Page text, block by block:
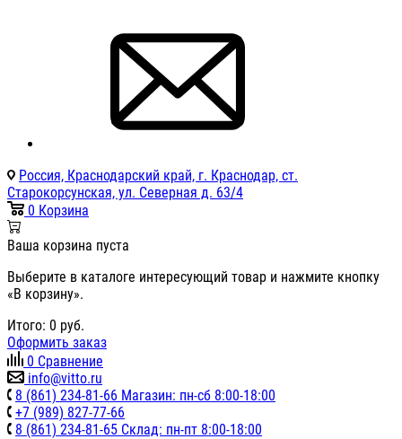
Россия, Краснодарский край, г. Краснодар, ст.
Старокорсунская, ул. Северная д. 63/4
0 Корзина
Ваша корзина пуста
Выберите в каталоге интересующий товар и нажмите кнопку
«В корзину».
Итого: 0 руб.
Оформить заказ
0 Сравнение
info@vitto.ru
8 (861) 234-81-66 Магазин: пн-сб 8:00-18:00
+7 (989) 827-77-66
8 (861) 234-81-65 Склад: пн-пт 8:00-18:00